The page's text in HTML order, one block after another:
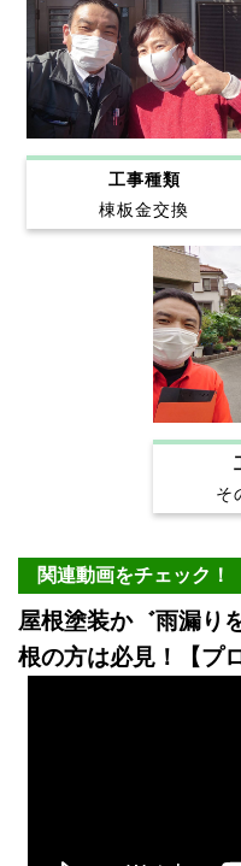
工事種類
棟板金交換
そ
関連動画をチェック！
屋根塗装か゛雨漏り
根の方は必見！【プ